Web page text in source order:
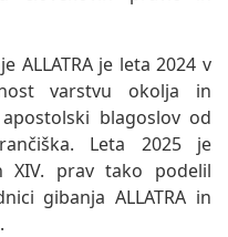
ALLATRA je leta 2024 v
varstvu okolja in
blagoslov od
Leta 2025 je
XIV. prav tako podelil
gibanja ALLATRA in